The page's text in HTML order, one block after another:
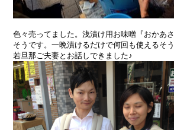
色々売ってました。浅漬け用お味噌『おかあ
そうです。一晩漬けるだけで何回も使えるそ
若旦那ご夫妻とお話しできました♪